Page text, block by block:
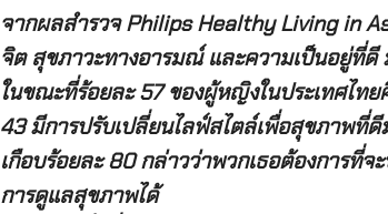
จากผลสำรวจPhilips Healthy Living in
จิต สุขภาวะทางอารมณ์ และความเป็นอยู่ที่ดี
ในขณะที่ร้อยละ57ของผู้หญิงในประเทศไท
43มีการปรับเปลี่ยนไลฟ์สไตล์เพื่อสุขภาพที่ดี
เกือบร้อยละ80กล่าวว่าพวกเธอต้องการที่จ
การดูแลสุขภาพได้